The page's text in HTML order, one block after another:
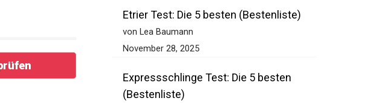
Etrier Test: Die 5 besten (Bestenliste)
von Lea Baumann
Expressschlinge Test: Die 5 besten